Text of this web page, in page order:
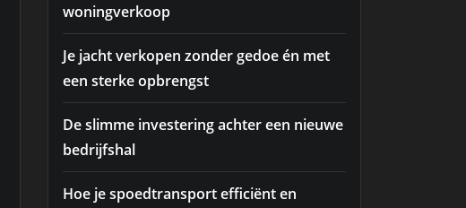
woningverkoop
Je jacht verkopen zonder gedoe én met
een sterke opbrengst
De slimme investering achter een nieuwe
bedrijfshal
Hoe je spoedtransport efficiënt en